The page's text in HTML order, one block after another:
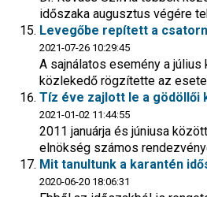
időszaka augusztus végére
Levegőbe repített a
2021-07-26 10:29:45
A sajnálatos esemény a
közlekedő rögzítette az
Tíz éve zajlott le a
2021-01-02 11:44:55
2011 januárja és júniusa
elnökség számos
Mit tanultunk a karantén
2020-06-20 18:06:31